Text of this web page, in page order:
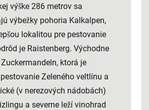
výške 286 metrov sa
výbežky pohoria Kalkalpen,
lokalitou pre pestovanie
je Raistenberg. Východne
ktorá je
Zeleného veltlínu a
(v nerezových nádobách)
a severne leží vinohrad